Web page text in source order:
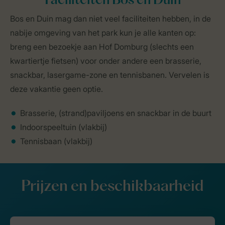
Bos en Duin mag dan niet veel faciliteiten hebben, in de
nabije omgeving van het park kun je alle kanten op:
breng een bezoekje aan Hof Domburg (slechts een
kwartiertje fietsen) voor onder andere een brasserie,
snackbar, lasergame-zone en tennisbanen. Vervelen is
deze vakantie geen optie.
Brasserie, (strand)paviljoens en snackbar in de buurt
Indoorspeeltuin (vlakbij)
Tennisbaan (vlakbij)
Prijzen en beschikbaarheid